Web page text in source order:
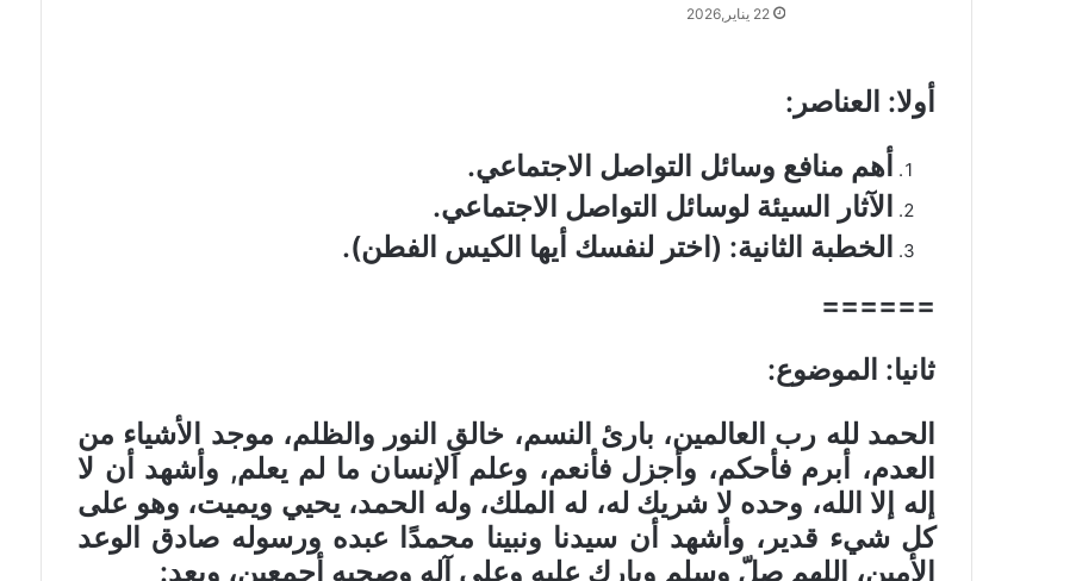
22 يناير,2026
أولا: العناصر :
أهم منافع وسائل التواصل الاجتماعي.
الآثار السيئة لوسائل التواصل الاجتماعي.
الخطبة الثانية: (اختر لنفسك أيها الكيس الفطن).
======
ثانيا: الموضوع:
الحمد لله رب العالمين، بارئ النسم، خالقِ النور والظلم، موجد الأشياء من
العدم، أبرم فأحكم، وأجزل فأنعم، وعلم الإنسان ما لم يعلم, وأشهد أن لا
إله إلا الله، وحده لا شريك له، له الملك، وله الحمد، يحيي ويميت، وهو على
كل شيء قدير، وأشهد أن سيدنا ونبينا محمدًا عبده ورسوله صادق الوعد
الأمين، اللهم صلّ وسلم وبارك عليه وعلى آله وصحبه أجمعين، وبعد: